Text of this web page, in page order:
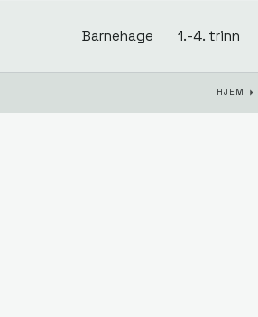
Barnehage 1.-4. trinn
HJEM